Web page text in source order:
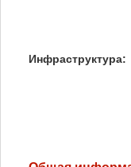
Инфраструктура: